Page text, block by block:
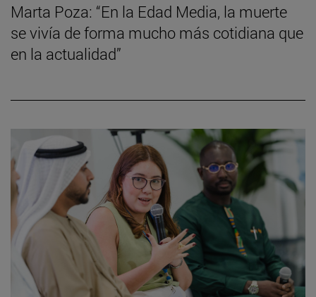
Marta Poza: “En la Edad Media, la muerte
se vivía de forma mucho más cotidiana que
en la actualidad”